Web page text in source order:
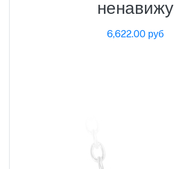
ненавижу
6,622.00 руб